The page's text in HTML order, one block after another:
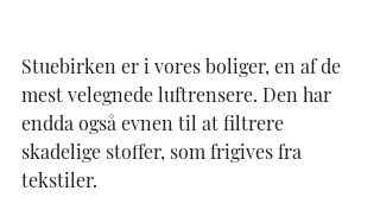
Stuebirken er i vores boliger, en af de
mest velegnede luftrensere. Den har
endda også evnen til at filtrere
skadelige stoffer, som frigives fra
tekstiler.